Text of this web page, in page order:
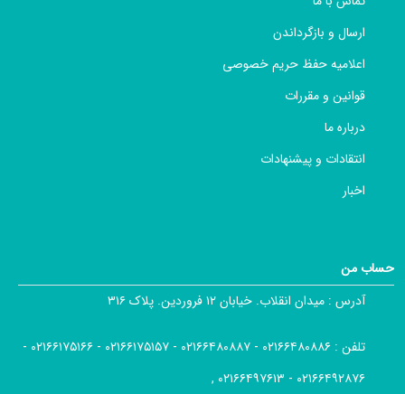
ارسال و بازگرداندن
اعلامیه حفظ حریم خصوصی
قوانین و مقررات
درباره ما
انتقادات و پیشنهادات
اخبار
حساب من
آدرس : میدان انقلاب. خیابان ۱۲ فروردین. پلاک ۳۱۶
تلفن :
۰۲۱۶۶۴۸۰۸۸۶ - ۰۲۱۶۶۴۸۰۸۸۷ - ۰۲۱۶۶۱۷۵۱۵۷ - ۰۲۱۶۶۱۷۵۱۶۶ -
۰۲۱۶۶۴۹۲۸۷۶ - ۰۲۱۶۶۴۹۷۶۱۳ ,